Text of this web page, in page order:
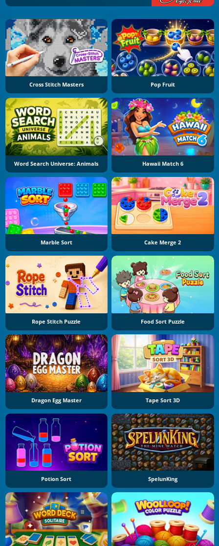
Cross Stitch Masters Pop Fruit
Word Search Universe: Animals Hawaii Match 6
Marble Sort Cake Merge 2
Rope Stitch Puzzle Food Sort Puzzle
Dragon Egg Master Tape Sort 3D
Potion Sort SpelunKing